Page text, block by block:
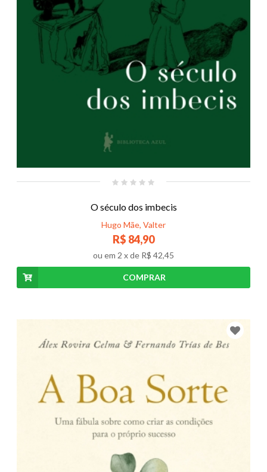
O século dos imbecis
Hugo Mãe, Valter
R$ 84,90
ou em 2 x de R$ 42,45
COMPRAR